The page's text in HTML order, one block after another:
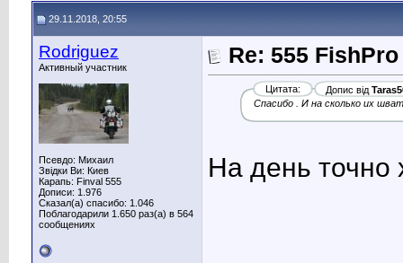
29.11.2018, 20:55
Rodriguez
Активный участник
Псевдо: Михаил
Звідки Ви: Киев
Карапь: Finval 555
Дописи: 1.976
Сказал(а) спасибо: 1.046
Поблагодарили 1.650 раз(а) в 564
сообщениях
Re: 555 FishPro
Цитата: Допис від
Спасибо . И на сколько их
На день точно